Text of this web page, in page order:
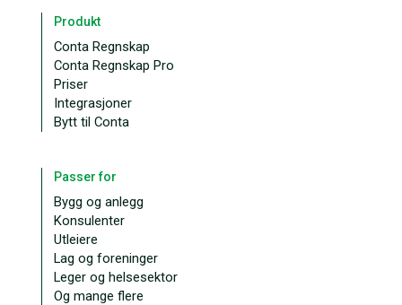
Produkt
Conta Regnskap
Conta Regnskap Pro
Priser
Integrasjoner
Bytt til Conta
Passer for
Bygg og anlegg
Konsulenter
Utleiere
Lag og foreninger
Leger og helsesektor
Og mange flere